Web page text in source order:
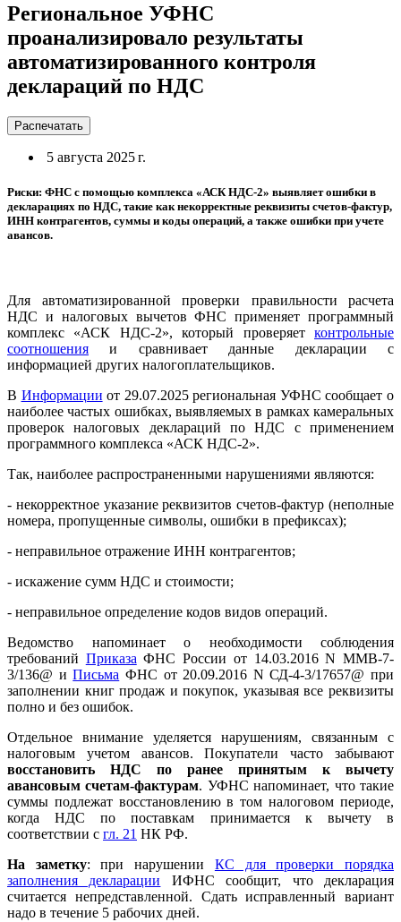
Региональное УФНС
проанализировало результаты
автоматизированного контроля
деклараций по НДС
Распечатать
5 августа 2025 г.
Риски: ФНС с помощью комплекса «АСК НДС-2» выявляет ошибки в
декларациях по НДС, такие как некорректные реквизиты счетов-фактур,
ИНН контрагентов, суммы и коды операций, а также ошибки при учете
авансов.
Для автоматизированной проверки правильности расчета
НДС и налоговых вычетов ФНС применяет программный
комплекс «АСК НДС-2», который проверяет контрольные
соотношения и сравнивает данные декларации с
информацией других налогоплательщиков.
В Информации от 29.07.2025 региональная УФНС сообщает о
наиболее частых ошибках, выявляемых в рамках камеральных
проверок налоговых деклараций по НДС с применением
программного комплекса «АСК НДС-2».
Так, наиболее распространенными нарушениями являются:
- некорректное указание реквизитов счетов-фактур (неполные
номера, пропущенные символы, ошибки в префиксах);
- неправильное отражение ИНН контрагентов;
- искажение сумм НДС и стоимости;
- неправильное определение кодов видов операций.
Ведомство напоминает о необходимости соблюдения
требований Приказа ФНС России от 14.03.2016 N ММВ-7-
3/136@ иПисьма ФНС от 20.09.2016 N СД-4-3/17657@ при
заполнении книг продаж и покупок, указывая все реквизиты
полно и без ошибок.
Отдельное внимание уделяется нарушениям, связанным с
налоговым учетом авансов. Покупатели часто забывают
восстановить НДС по ранее принятым к вычету
авансовым счетам-фактурам. УФНС напоминает, что такие
суммы подлежат восстановлению в том налоговом периоде,
когда НДС по поставкам принимается к вычету в
соответствии с гл. 21 НК РФ.
На заметку: при нарушении КС для проверки порядка
заполнения декларации ИФНС сообщит, что декларация
считается непредставленной. Сдать исправленный вариант
надо в течение 5 рабочих дней.